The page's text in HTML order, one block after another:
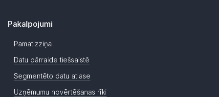
Pakalpojumi
Pamatizziņa
Datu pārraide tiešsaistē
Segmentēto datu atlase
Uzņēmumu novērtēšanas rīki